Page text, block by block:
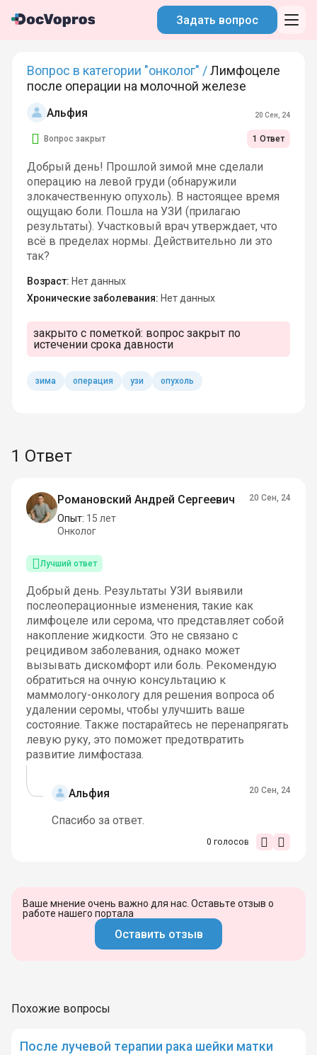
Задать вопрос
Вопрос в категории "онколог" /Лимфоцеле
после операции на молочной железе
Альфия 20 Сен, 24
Вопрос закрыт 1 Ответ
Добрый день! Прошлой зимой мне сделали
операцию на левой груди (обнаружили
злокачественную опухоль). В настоящее время
ощущаю боли. Пошла на УЗИ (прилагаю
результаты). Участковый врач утверждает, что
всё в пределах нормы. Действительно ли это
так?
Возраст: Нет данных
Хронические заболевания: Нет данных
закрыто с пометкой: вопрос закрыт по
истечении срока давности
зима операция узи опухоль
1 Ответ
Романовский Андрей Сергеевич
Опыт: 15 лет
Онколог
20 Сен, 24
Лучший ответ
Добрый день. Результаты УЗИ выявили
послеоперационные изменения, такие как
лимфоцеле или серома, что представляет собой
накопление жидкости. Это не связано с
рецидивом заболевания, однако может
вызывать дискомфорт или боль. Рекомендую
обратиться на очную консультацию к
маммологу-онкологу для решения вопроса об
удалении серомы, чтобы улучшить ваше
состояние. Также постарайтесь не перенапрягать
левую руку, это поможет предотвратить
развитие лимфостаза.
Альфия 20 Сен, 24
Спасибо за ответ.
0 голосов
Ваше мнение очень важно для нас. Оставьте отзыв о
работе нашего портала
Оставить отзыв
Похожие вопросы
После лучевой терапии рака шейки матки